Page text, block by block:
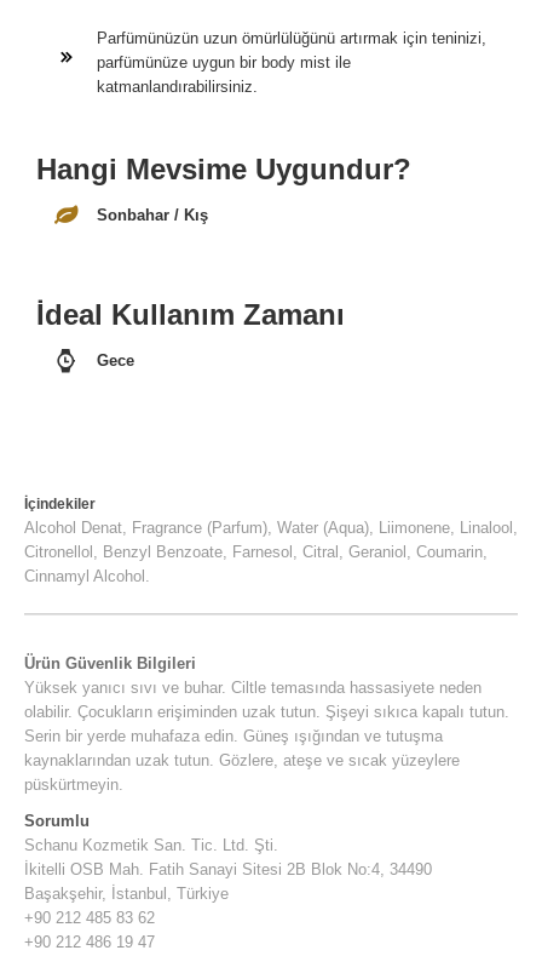
Parfümünüzün uzun ömürlülüğünü artırmak için teninizi,
parfümünüze uygun bir body mist ile
katmanlandırabilirsiniz.
Ürün Güvenlik Bilgileri
Yüksek yanıcı sıvı ve buhar. Ciltle temasında hassasiyete neden
olabilir. Çocukların erişiminden uzak tutun. Şişeyi sıkıca kapalı tutun.
Serin bir yerde muhafaza edin. Güneş ışığından ve tutuşma
kaynaklarından uzak tutun. Gözlere, ateşe ve sıcak yüzeylere
püskürtmeyin.
Sorumlu
Schanu Kozmetik San. Tic. Ltd. Şti.
İkitelli OSB Mah. Fatih Sanayi Sitesi 2B Blok No:4, 34490
Başakşehir, İstanbul, Türkiye
+90 212 485 83 62
+90 212 486 19 47
Hangi Mevsime Uygundur?
Sonbahar / Kış
İdeal Kullanım Zamanı
Gece
İçindekiler
Alcohol Denat, Fragrance (Parfum), Water (Aqua), Liimonene, Linalool,
Citronellol, Benzyl Benzoate, Farnesol, Citral, Geraniol, Coumarin,
Cinnamyl Alcohol.